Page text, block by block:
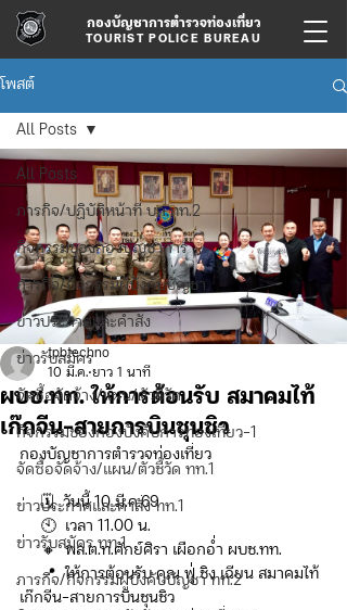
กองบัญชาการตำรวจท่องเที่ยว
TOURIST POLICE BUREAU
โพสต์
All Posts
ภารกิจ/ปฏิบัติหน้าที่ บก.ทท.2
กิจกรรมของกองบัญชาการ
ภารกิจ/กิจกรรมผู้บังคับบัญชา
ข่าวประกาศและคำสั่ง
ข่าวรับสมัคร
จัดซื้อจัดจ้าง/แผน/ตัวชี้วัด
กิจกรรมของกองบังคับการท่องเที่ยว-1
จัดซื้อจัดจ้าง/แผน/ตัวชี้วัด ทท.1
ข่าวประกาศและคำสั่ง ทท.1
ข่าวรับสมัคร ทท.1
ภารกิจ/กิจกรรมผู้บังคับบัญชา ทท.2
All Posts
ผบช.ทท. ให้การต้อนรับ สมาคมไท้
เก๊กจีน-สายการบินชุนชิว
tpbtechno
10 มี.ค. ยาว 1 นาที
กองบัญชาการตำรวจท่องเที่ยว
     🗓️  วันนี้ 10 มี.ค.69
     🕙  เวลา 11.00 น.
     🔸  พล.ต.ท.ศักย์ศิรา เผือกอ่ำ ผบช.ทท.
📍  ให้การต้อนรับ คุณ ฟู่ ชิง เฉียน สมาคมไท้
เก๊กจีน-สายการบินชุนชิว